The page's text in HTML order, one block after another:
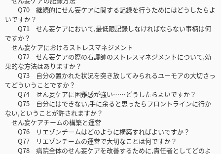
Q70 継続的にせん妄ケアに関する記録を行うためにはどうしたらよ
いですか？
Q71 せん妄ケアにおいて,最低限記録しなければならない事柄は何
ですか？
せん妄ケアにおけるストレスマネジメント
Q72 せん妄ケアの際の看護師のストレスマネジメントについて,効
果的な方法はありますか？
Q73 自分の置かれた状況を突き放してみられるユーモアの大切さっ
てどういうことですか？
Q74 せん妄ケアに困難感が強い……どうしたらよいですか？
Q75 自分にはできない,手に余ると思ったらフロントラインに行か
ない,ということが許されますか？
せん妄ケアチームの構築と運営
Q76 リエゾンチームはどのように構築すればよいですか？
Q77 リエゾンチームの運営で大切なことは何ですか？
Q78 病院全体のせん妄ケアを改善するために,責任者としてどのよ